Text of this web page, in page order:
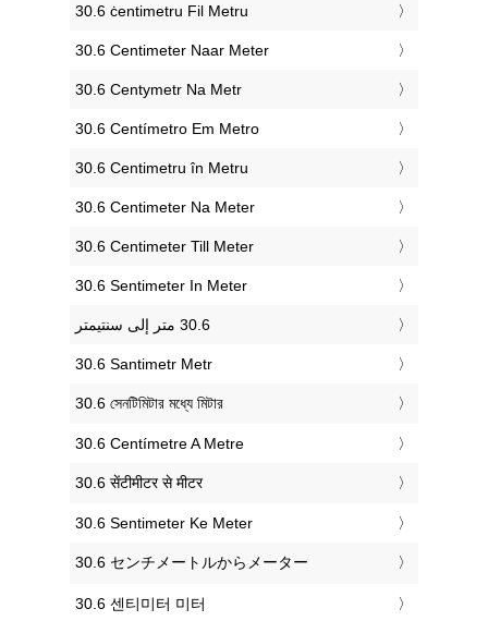
‎30.6 ċentimetru Fil Metru
‎30.6 Centimeter Naar Meter
‎30.6 Centymetr Na Metr
‎30.6 Centímetro Em Metro
‎30.6 Centimetru în Metru
‎30.6 Centimeter Na Meter
‎30.6 Centimeter Till Meter
‎30.6 Sentimeter In Meter
‎30.6 Santimetr Metr
‎30.6 সেনটিমিটার মধ্যে মিটার
‎30.6 Centímetre A Metre
‎30.6 सेंटीमीटर से मीटर
‎30.6 Sentimeter Ke Meter
‎30.6 センチメートルからメーター
‎30.6 센티미터 미터